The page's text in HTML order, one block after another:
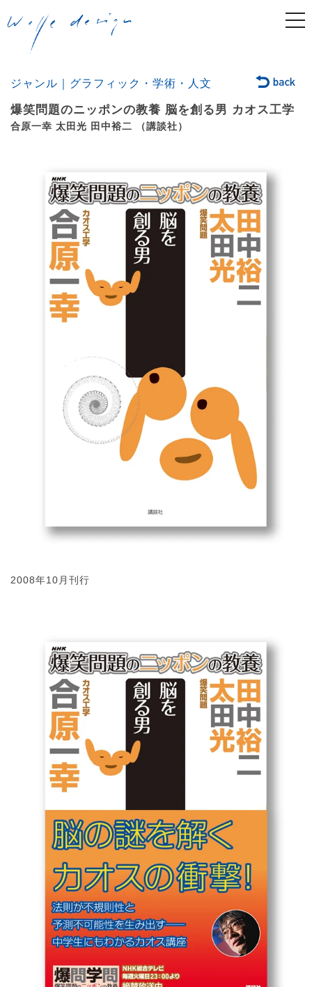
ジャンル｜グラフィック・学術・人文
爆笑問題のニッポンの教養 脳を創る男 カオス工学
合原一幸 太田光 田中裕二 （講談社）
2008年10月刊行